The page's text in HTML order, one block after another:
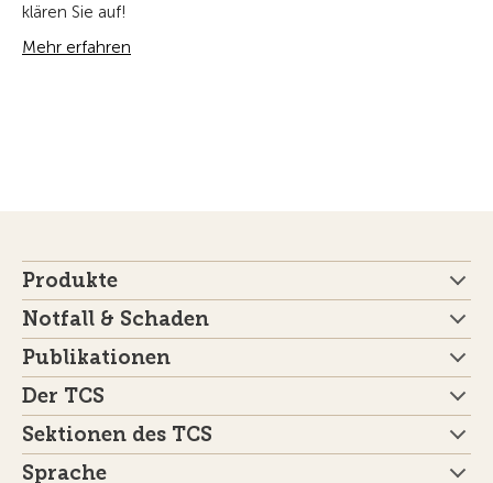
klären Sie auf!
Mehr erfahren
Produkte
Notfall & Schaden
Publikationen
Der TCS
Sektionen des TCS
Sprache